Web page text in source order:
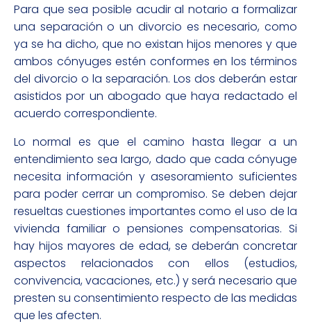
Para que sea posible acudir al notario a formalizar
una separación o un divorcio es necesario, como
ya se ha dicho, que no existan hijos menores y que
ambos cónyuges estén conformes en los términos
del divorcio o la separación. Los dos deberán estar
asistidos por un abogado que haya redactado el
acuerdo correspondiente.
Lo normal es que el camino hasta llegar a un
entendimiento sea largo, dado que cada cónyuge
necesita información y asesoramiento suficientes
para poder cerrar un compromiso. Se deben dejar
resueltas cuestiones importantes como el uso de la
vivienda familiar o pensiones compensatorias. Si
hay hijos mayores de edad, se deberán concretar
aspectos relacionados con ellos (estudios,
convivencia, vacaciones, etc.) y será necesario que
presten su consentimiento respecto de las medidas
que les afecten.